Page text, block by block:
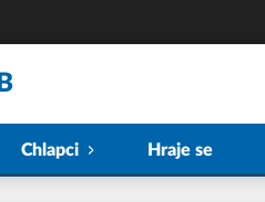
Chlapci Hraje se